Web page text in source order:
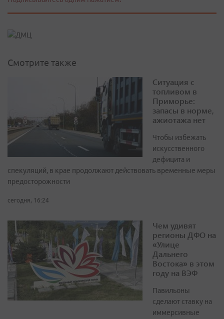
Смотрите также
Ситуация с
топливом в
Приморье:
запасы в норме,
ажиотажа нет
Чтобы избежать
искусственного
дефицита и
спекуляций, в крае продолжают действовать временные меры
предосторожности
сегодня, 16:24
Чем удивят
регионы ДФО на
«Улице
Дальнего
Востока» в этом
году на ВЭФ
Павильоны
сделают ставку на
иммерсивные